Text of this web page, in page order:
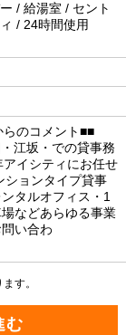
/ 給湯室 / セント
/ 24時間使用
メント■■
江坂・での貸事務
イシティにお任せ
ションタイプ貸事
タルオフィス・1
などあらゆる事業
い合わ
す。